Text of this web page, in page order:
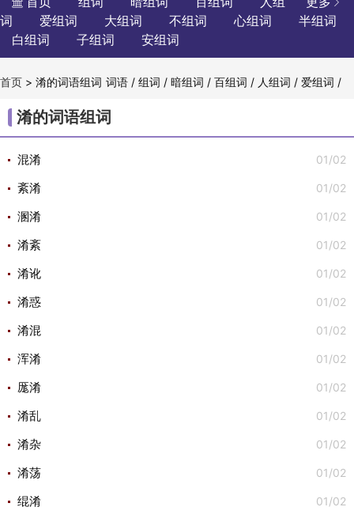


词
爱组词 大组词 不组词 心组词
半组词
白组词
子组词 安组词
词语 /组词 /暗组词 /百组词 / 人组词 /爱组词 /
词
首页 > 淆的词语组词
淆的词语组词
01/02
混淆
01/02
紊淆
01/02
溷淆
01/02
淆紊
01/02
淆讹
01/02
淆惑
01/02
淆混
01/02
浑淆
01/02
厖淆
01/02
淆乱
01/02
淆杂
01/02
淆荡
01/02
绲淆